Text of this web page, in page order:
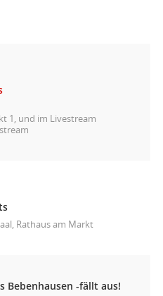
1, und im Livestream
Rathaus am Markt
Bebenhausen -fällt aus!